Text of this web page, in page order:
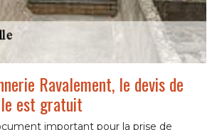
Ravalement, le devis de
est gratuit
important pour la prise de